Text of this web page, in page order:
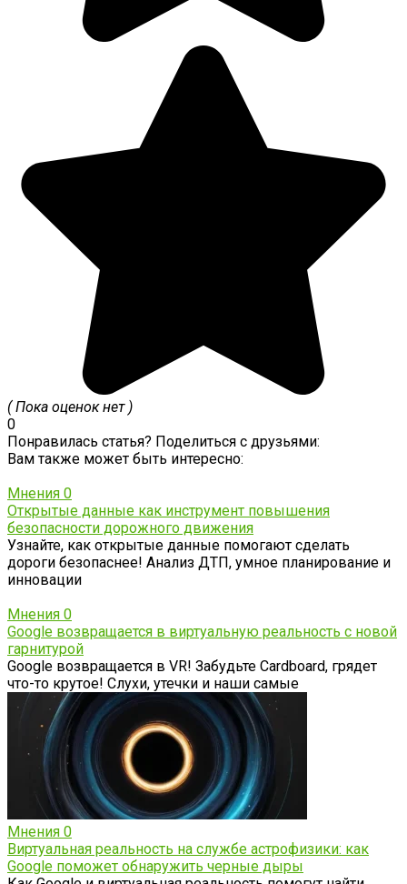
( Пока оценок нет )
0
Понравилась статья? Поделиться с друзьями:
Вам также может быть интересно:
Мнения 0
Открытые данные как инструмент повышения
безопасности дорожного движения
Узнайте, как открытые данные помогают сделать
дороги безопаснее! Анализ ДТП, умное планирование и
инновации
Мнения 0
Google возвращается в виртуальную реальность с новой
гарнитурой
Google возвращается в VR! Забудьте Cardboard, грядет
что-то крутое! Слухи, утечки и наши самые
Мнения 0
Виртуальная реальность на службе астрофизики: как
Google поможет обнаружить черные дыры